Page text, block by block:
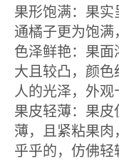
果形饱满：果
通橘子更为饱满
色泽鲜艳：果
大且较凸，颜
人的光泽，外观
果皮轻薄：果
薄，且紧粘果
乎乎的，仿佛轻